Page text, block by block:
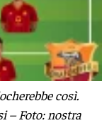
così.
– Foto: nostra